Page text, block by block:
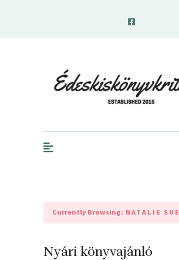
Currently Browsing: NATALIE SUE
Nyári könyvajánló